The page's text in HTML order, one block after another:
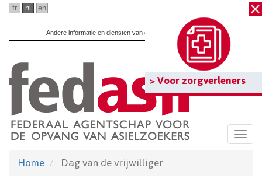
Ga
hoofdinhoud
> Voor zorgverleners
fr nl en
Andere informatie en diensten van de overheid:www.belgium.be
Home Dag van de vrijwilliger